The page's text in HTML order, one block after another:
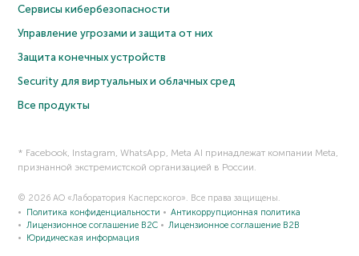
Сервисы кибербезопасности
Управление угрозами и защита от них
Защита конечных устройств
Security для виртуальных и облачных сред
Все продукты
* Facebook, Instagram, WhatsApp, Meta AI принадлежат компании Meta,
признанной экстремистской организацией в России.
© 2026 АО «Лаборатория Касперского». Все права защищены.
Политика конфиденциальности
Антикоррупционная политика
Лицензионное соглашение B2C
Лицензионное соглашение B2B
Юридическая информация